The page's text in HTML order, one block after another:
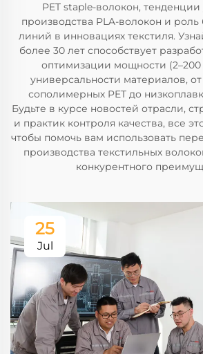
PET staple-волокон, тенденции
производства PLA-волокон и
линий в инновациях текстиля.
более 30 лет способствует
оптимизации мощности (2–200
универсальности материалов,
сополимерных PET до
Будьте в курсе новостей отрасли,
и практик контроля качества, все
чтобы помочь вам использовать
производства текстильных
конкурентного
25
Jul